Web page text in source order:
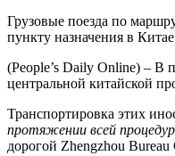
Грузовые поезда по
пункту назначения в
(People’s Daily Online) – В
центральной китайской
Транспортировка этих
протяжении всей
дорогой Zhengzhou